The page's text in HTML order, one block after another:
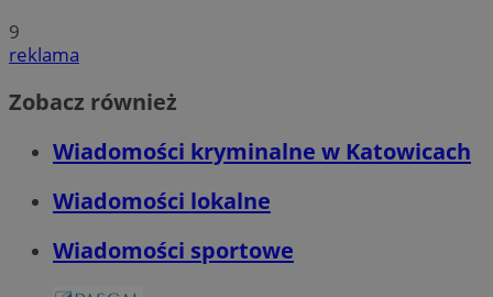
9
reklama
Zobacz również
Wiadomości kryminalne w Katowicach
Wiadomości lokalne
Wiadomości sportowe